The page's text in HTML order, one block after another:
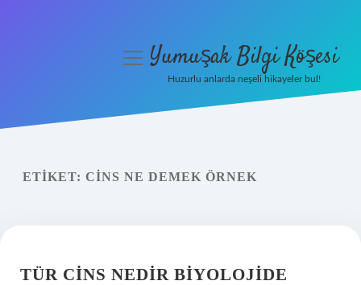
Yasal Uyarı
menüyüYumuşak Bilgi Köşesi
Huzurlu anlarda neşeli hikayeler bul!
ETIKET: CINS NE DEMEK ÖRNEK
TÜR CINS NEDIR BIYOLOJIDE